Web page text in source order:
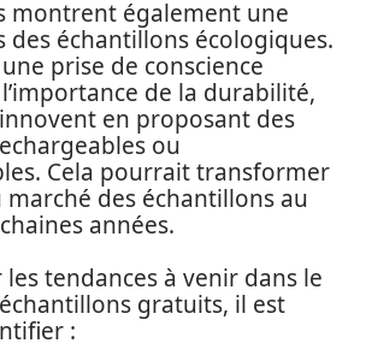
montrent également une
des échantillons écologiques.
prise de conscience
de la durabilité,
en proposant des
ou
Cela pourrait transformer
marché des échantillons au
années.
tendances à venir dans le
gratuits, il est
: